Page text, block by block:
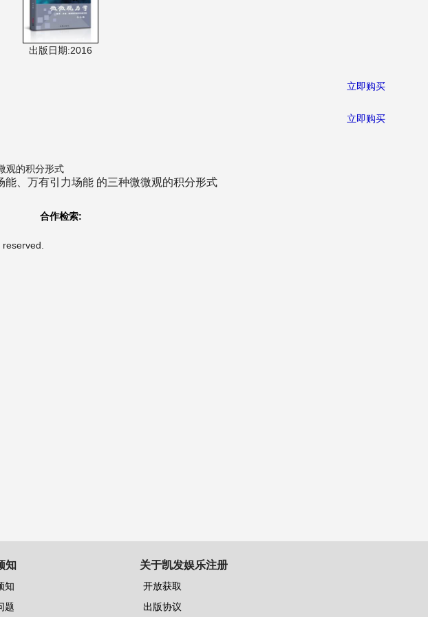
出版日期:2016
立即购买
立即购买
观的积分形式
能、万有引力场能 的三种微微观的积分形式
合作检索:
知
知
题
关于凯发娱乐注册
开放获取
出版协议